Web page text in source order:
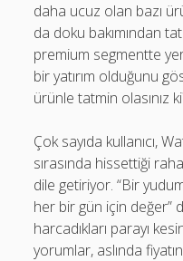
daha ucuz olan bazı
da doku bakımından
premium segmentte
bir yatırım olduğunu
ürünle tatmin olasınız
Çok sayıda kullanıcı,
sırasında hissettiği
dile getiriyor. “Bir
her bir gün için değer”
harcadıkları parayı
yorumlar, aslında